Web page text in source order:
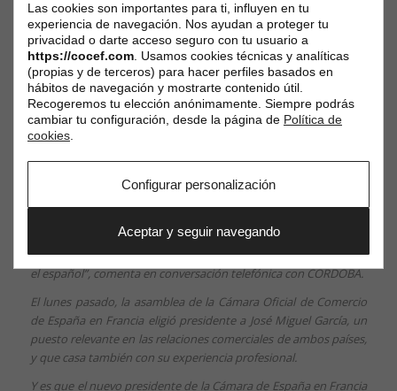
José Miguel García pertenece a la generación de españoles que
nació en Francia, aunque sus padres eran cordobeses y su
madre sigue viviendo en Andalucía. Todavía recuerda la vivienda
con los que aún no se han perdido los vínculos. Tiene 49 años,
está casado y sus hijos, de 17 y 14 años, “hablan perfectamente
el español”, comenta en conversación telefónica con CÓRDOBA.
El lunes pasado, la asamblea de la Cámara Oficial de Comercio
de España en Francia eligió presidente a José Miguel García, un
puesto relevante en las relaciones comerciales de ambos países,
y que casa también con su experiencia profesional.
Y es que el nuevo presidente de la Cámara de España en Francia
Las cookies son importantes para ti, influyen en tu
experiencia de navegación. Nos ayudan a proteger tu
privacidad o darte acceso seguro con tu usuario a
https://cocef.com. Usamos cookies técnicas y analíticas
(propias y de terceros) para hacer perfiles basados en
hábitos de navegación y mostrarte contenido útil.
Recogeremos tu elección anónimamente. Siempre podrás
cambiar tu configuración, desde la página de Política de
cookies.
Configurar personalización
Aceptar y seguir navegando